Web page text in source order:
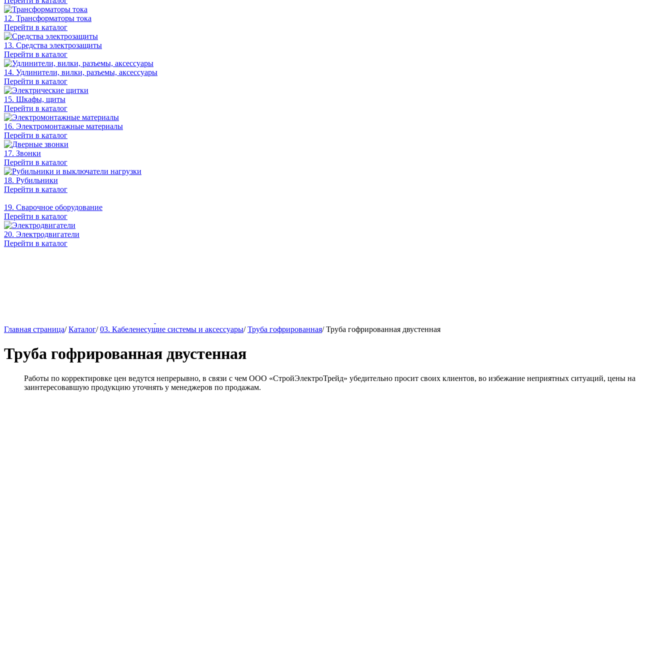
12. Трансформаторы тока
Перейти в каталог
13. Средства электрозащиты
Перейти в каталог
14. Удлинители, вилки, разъемы, аксессуары
Перейти в каталог
15. Шкафы, щиты
Перейти в каталог
16. Электромонтажные материалы
Перейти в каталог
17. Звонки
Перейти в каталог
18. Рубильники
Перейти в каталог
19. Сварочное оборудование
Перейти в каталог
20. Электродвигатели
Перейти в каталог
Главная страница/ Каталог/ 03. Кабеленесущие системы и аксессуары/ Труба гофрированная/ Труба гофрированная двустенная
Труба гофрированная двустенная
Работы по корректировке цен ведутся непрерывно, в связи с чем ООО «СтройЭлектроТрейд» убедительно просит своих клиентов, во избежание неприятных ситуаций, цены на
заинтересовавшую продукцию уточнять у менеджеров по продажам.